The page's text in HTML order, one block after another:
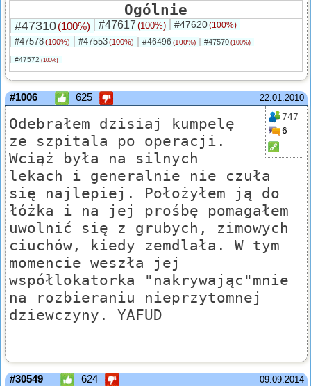
Ogólnie
#47310(100%) #47617 (100%) #47620(100%)
#47578(100%) #47553(100%) #46496 (100%) #47570 (100%)
#47572 (100%)
22.01.2010
#1006 625
747
6
Odebrałem dzisiaj kumpelę
ze szpitala po operacji.
Wciąż była na silnych
lekach i generalnie nie czuła
się najlepiej. Położyłem ją do
łóżka i na jej prośbę pomagałem
uwolnić się z grubych, zimowych
ciuchów, kiedy zemdlała. W tym
momencie weszła jej
współlokatorka "nakrywając"mnie
na rozbieraniu nieprzytomnej
dziewczyny. YAFUD
09.09.2014
#30549 624